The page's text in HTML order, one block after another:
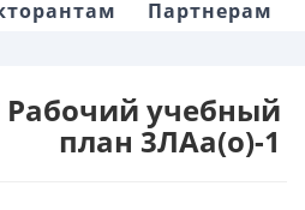
Партнерам
Рабочий учебный
план 3ЛАа(о)-1